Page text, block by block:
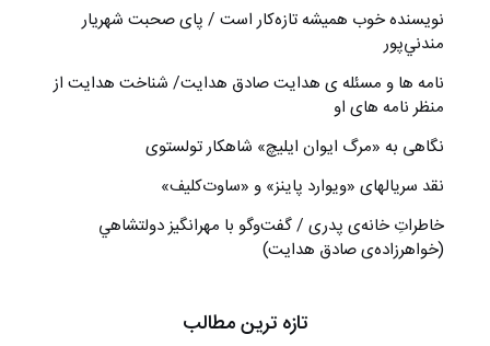
نويسنده خوب هميشه تازه‌كار است / پای صحبت شهريار
مندني‌پور
نامه ها و مسئله ی هدایت صادق هدایت/ شناخت هدایت از
منظر نامه های او
نگاهی به «مرگ ايوان ايليچ» شاهکار تولستوی
نقد سریالهای «ویوارد پاینز» و «ساوت‌کلیف»
خاطراتِ خانه‌ی پدری / گفت‌وگو با مهرانگيز دولتشاهي
(خواهرزاده‌ی صادق هدايت)
تازه ترین مطالب